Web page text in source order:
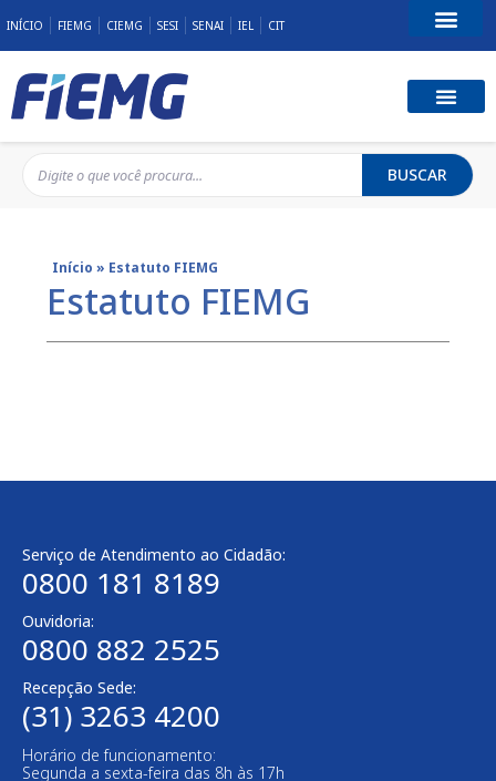
INÍCIO FIEMG CIEMG SESI SENAI IEL CIT
BUSCAR
Início » Estatuto FIEMG
Estatuto FIEMG
Serviço de Atendimento ao Cidadão:
0800 181 8189
Ouvidoria:
0800 882 2525
Recepção Sede:
(31) 3263 4200
Horário de funcionamento:
Segunda a sexta-feira das 8h às 17h